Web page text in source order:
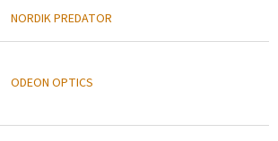
NORDIK PREDATOR
ODEON OPTICS